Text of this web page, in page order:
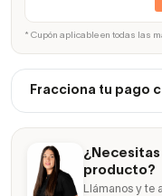
* Cupón aplicable en todas las
Fracciona tu pago
producto?
Llámanos y te